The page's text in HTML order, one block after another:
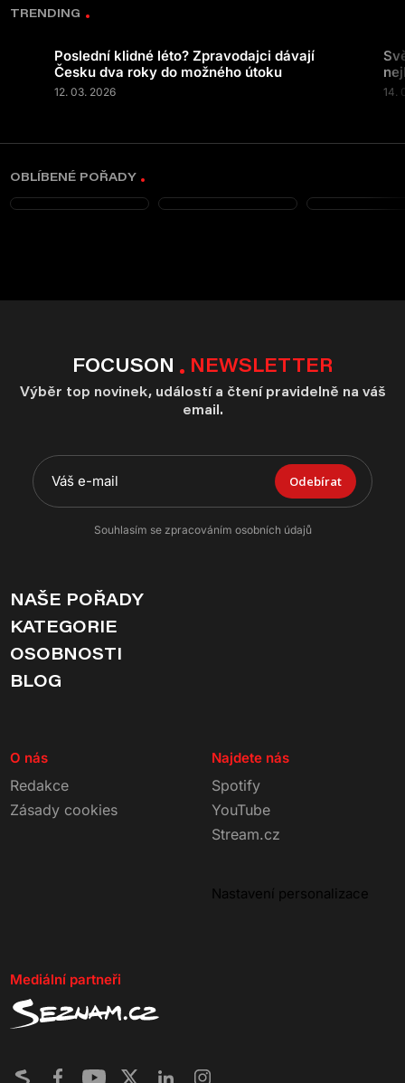
TRENDING
Poslední klidné léto? Zpravodajci dávají
Česku dva roky do možného útoku
12. 03. 2026 14.
OBLÍBENÉ POŘADY
FOCUSON NEWSLETTER
Výběr top novinek, událostí a čtení pravidelně na váš
email.
Odebírat
Souhlasím se zpracováním osobních údajů
NAŠE POŘADY
KATEGORIE
OSOBNOSTI
BLOG
O nás
Redakce
Zásady cookies
Najdete nás
Spotify
YouTube
Stream.cz
Nastavení personalizace
Mediální partneři